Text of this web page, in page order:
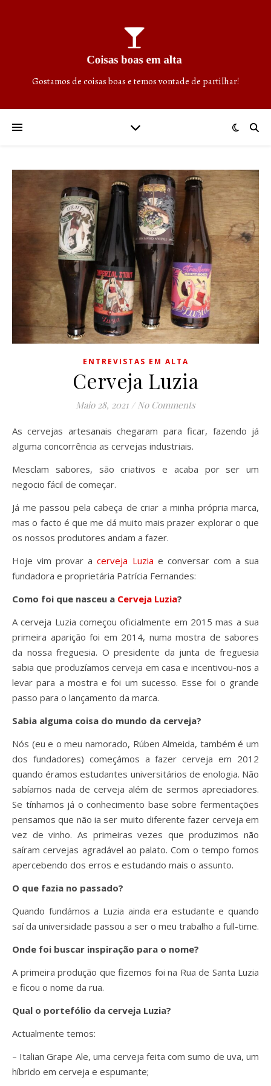
Gostamos de coisas boas e temos vontade de partilhar!
ENTREVISTAS EM ALTA
Cerveja Luzia
Maio 28, 2021 / No Comments
As cervejas artesanais chegaram para ficar, fazendo já
alguma concorrência as cervejas industriais.
Mesclam sabores, são criativos e acaba por ser um
negocio fácil de começar.
Já me passou pela cabeça de criar a minha própria marca,
mas o facto é que me dá muito mais prazer explorar o que
os nossos produtores andam a fazer.
Hoje vim provar acerveja Luzia e conversar com a sua
fundadora e proprietária Patrícia Fernandes:
Como foi que nasceu a Cerveja Luzia?
A cerveja Luzia começou oficialmente em 2015 mas a sua
primeira aparição foi em 2014, numa mostra de sabores
da nossa freguesia. O presidente da junta de freguesia
sabia que produzíamos cerveja em casa e incentivou-nos a
levar para a mostra e foi um sucesso. Esse foi o grande
passo para o lançamento da marca.
Sabia alguma coisa do mundo da cerveja?
Nós (eu e o meu namorado, Rúben Almeida, também é um
dos fundadores) começámos a fazer cerveja em 2012
quando éramos estudantes universitários de enologia. Não
sabíamos nada de cerveja além de sermos apreciadores.
Se tínhamos já o conhecimento base sobre fermentações
pensamos que não ia ser muito diferente fazer cerveja em
vez de vinho. As primeiras vezes que produzimos não
saíram cervejas agradável ao palato. Com o tempo fomos
apercebendo dos erros e estudando mais o assunto.
O que fazia no passado?
Quando fundámos a Luzia ainda era estudante e quando
saí da universidade passou a ser o meu trabalho a full-time.
Onde foi buscar inspiração para o nome?
A primeira produção que fizemos foi na Rua de Santa Luzia
e ficou o nome da rua.
Qual o portefólio da cerveja Luzia?
Actualmente temos:
– Italian Grape Ale, uma cerveja feita com sumo de uva, um
híbrido em cerveja e espumante;